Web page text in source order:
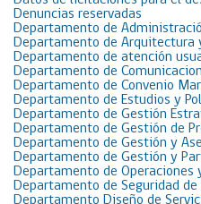
Denuncias reservadas
Departamento de
Departamento de Arquitectura
Departamento de atención
Departamento de
Departamento de Convenio
Departamento de Estudios y
Departamento de Gestión
Departamento de Gestión de
Departamento de Gestión y
Departamento de Gestión y
Departamento de Operaciones
Departamento de Seguridad
Departamento Diseño de